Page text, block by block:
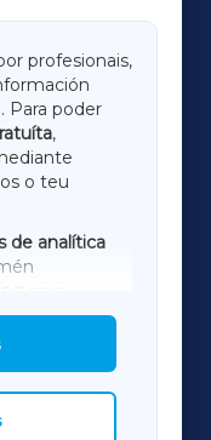
profesionais,
Para poder
,
o teu
de analítica
elección das